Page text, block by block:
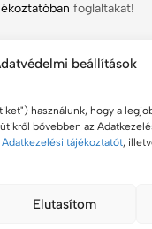
beállítások
használunk, hogy a
bővebben az
Adatkezelési tájékoztatót,
Elutasítom
foglaltakat!